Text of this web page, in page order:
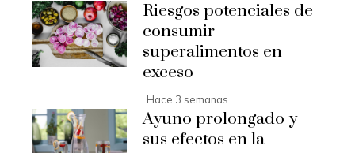
Riesgos potenciales de
consumir
superalimentos en
exceso
Hace 3 semanas
Ayuno prolongado y
sus efectos en la